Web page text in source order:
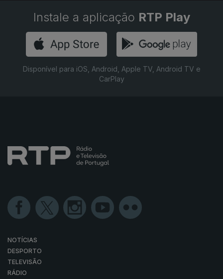
Instale a aplicação RTP Play
Disponível para iOS, Android, Apple TV, Android TV e
CarPlay
NOTÍCIAS
DESPORTO
TELEVISÃO
RÁDIO